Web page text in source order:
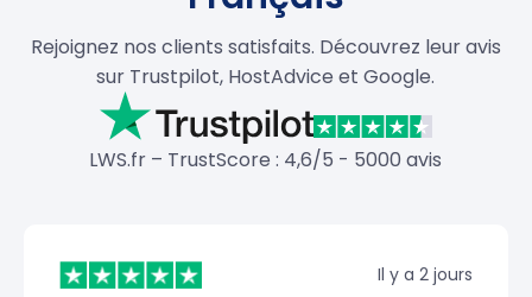
Rejoignez nos clients satisfaits. Découvrez leur avis
sur Trustpilot, HostAdvice et Google.
LWS.fr – TrustScore : 4,6/5 - 5000 avis
Il y a 2 jours